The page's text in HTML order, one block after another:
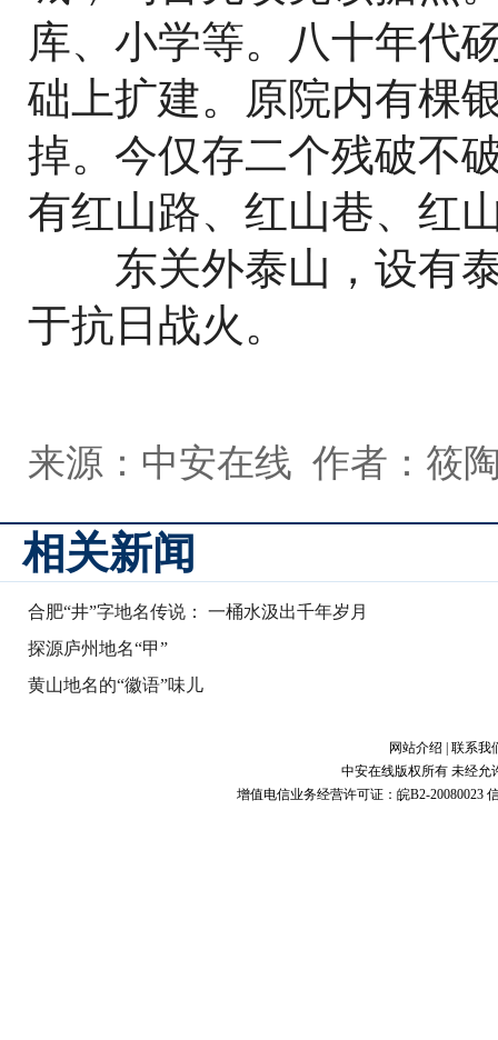
库、小学等。八十年代
础上扩建。原院内有棵
掉。今仅存二个残破不
有红山路、红山巷、红
东关外泰山，设有泰
于抗日战火。
来源：中安在线 作者：筱
相关新闻
合肥“井”字地名传说： 一桶水汲出千年岁月
探源庐州地名“甲”
黄山地名的“徽语”味儿
网站介绍
联系我
中安在线版权所有 未经
增值电信业务经营许可证：皖B2-20080023